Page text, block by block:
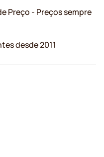
Preço - Preços sempre
desde 2011